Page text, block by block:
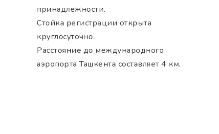
принадлежности.
Стойка регистрации открыта
круглосуточно.
Расстояние до международного
аэропорта Ташкента составляет 4 км.